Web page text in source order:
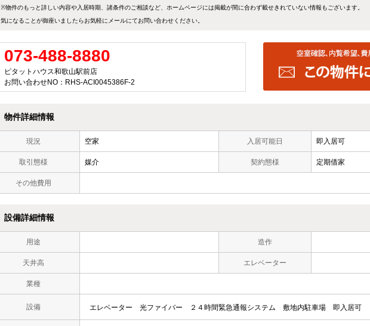
※物件のもっと詳しい内容や入居時期、諸条件のご相談など、ホームページには掲載が間に合わず載せきれていない情報もございます。
気になることが御座いましたらお気軽にメールにてお問い合わせください。
073-488-8880
ピタットハウス和歌山駅前店
お問い合わせNO：RHS-ACI0045386F-2
物件詳細情報
現況 空家 入居可能日 即入居可
取引態様 媒介 契約態様 定期借家
その他費用
設備詳細情報
用途 造作
天井高 エレベーター
業種
設備 エレベーター 光ファイバー ２４時間緊急通報システム 敷地内駐車場 即入居可